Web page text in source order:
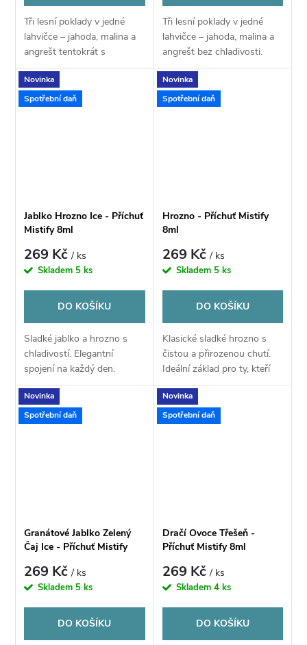
Tři lesní poklady v jedné
lahvičce – jahoda, malina a
angrešt tentokrát s
pořádnou dávkou koolady.
Tři lesní poklady v jedné
lahvičce – jahoda, malina a
angrešt bez chladivosti.
Novinka
Spotřební daň
Jablko Hrozno Ice - Příchuť
Mistify 8ml
269 Kč/ ks
Skladem 5 ks
DO KOŠÍKU
Sladké jablko a hrozno s
chladivostí. Elegantní
spojení na každý den.
Novinka
Spotřební daň
Hrozno - Příchuť Mistify
8ml
269 Kč/ ks
Skladem 5 ks
DO KOŠÍKU
Klasické sladké hrozno s
čistou a přirozenou chutí.
Ideální základ pro ty, kteří
preferují jednoduché chutě.
Novinka
Spotřební daň
Granátové Jablko Zelený
Čaj Ice - Příchuť Mistify
269 Kč/ ks
Skladem 5 ks
DO KOŠÍKU
Novinka
Spotřební daň
Dračí Ovoce Třešeň -
Příchuť Mistify 8ml
269 Kč/ ks
Skladem 4 ks
DO KOŠÍKU